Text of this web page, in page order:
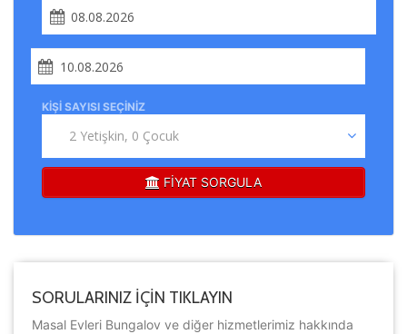
KIŞI SAYISI SEÇINIZ
FİYAT SORGULA
SORULARINIZ İÇİN TIKLAYIN
Masal Evleri Bungalov ve diğer hizmetlerimiz hakkında